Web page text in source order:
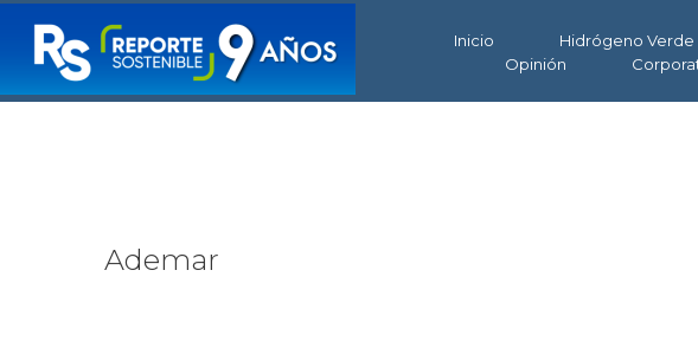
Inicio Hidrógeno Verde
Opinión
Ademar